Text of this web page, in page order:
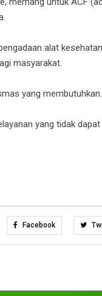
alat
masyarakat.
yang membutuhkan.
yang tidak
Facebook